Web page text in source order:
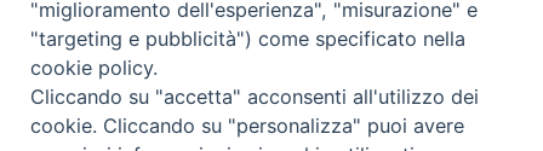
Abbonamento Annuale Cartaceo
Abbonamento Singola Copia Digitale
"miglioramento dell'esperienza", "misurazione" e
"targeting e pubblicità") come specificato nella
cookie policy.
Cliccando su "accetta" acconsenti all'utilizzo dei
cookie. Cliccando su "personalizza" puoi avere